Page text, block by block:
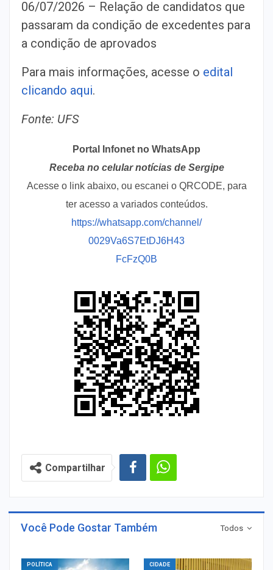
06/07/2026 – Relação de candidatos que
passaram da condição de excedentes para
a condição de aprovados
Para mais informações, acesse o edital
clicando aqui.
Fonte: UFS
Portal Infonet no WhatsApp
Receba no celular notícias de Sergipe
Acesse o link abaixo, ou escanei o QRCODE, para
ter acesso a variados conteúdos.
https://whatsapp.com/channel/
0029Va6S7EtDJ6H43
FcFzQ0B
Compartilhar
Todos
Você Pode Gostar Também
POLÍTICA CIDADE